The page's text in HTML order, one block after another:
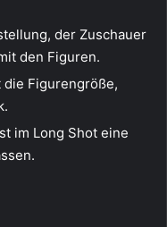
der Zuschauer
den Figuren.
Figurengröße,
im Long Shot eine